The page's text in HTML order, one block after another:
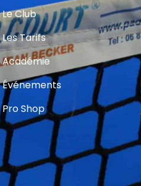
Le Club
Les Tarifs
Académie
Événements
Pro Shop